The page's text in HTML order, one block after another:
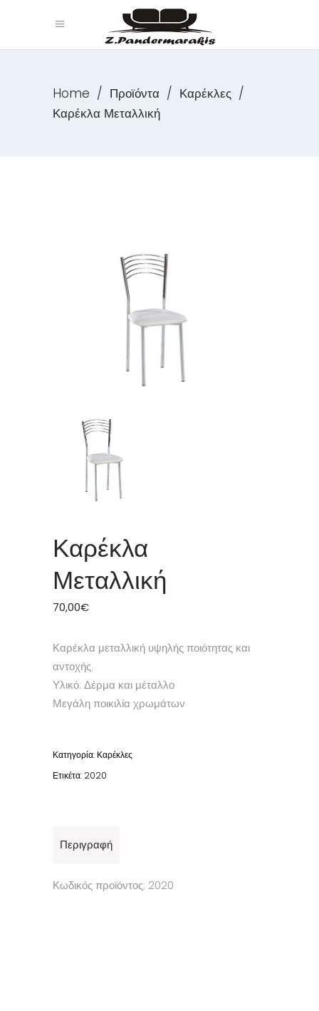
Home / Προϊόντα / Καρέκλες /
Καρέκλα Μεταλλική
Καρέκλα
Μεταλλική
70,00€
Καρέκλα μεταλλική υψηλής ποιότητας και
αντοχής.
Υλικό: Δέρμα και μέταλλο
Μεγάλη ποικιλία χρωμάτων
Κατηγορία: Καρέκλες
Ετικέτα: 2020
Περιγραφή
Κωδικός προϊόντος: 2020